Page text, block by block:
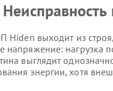
Hiden выходит из
напряжение: нагрузка
выглядит
энергии, хотя